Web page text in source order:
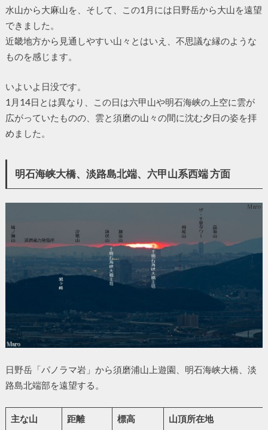
水山から大麻山を、そして、この1月には日野岳から大山を遠望
できました。
近畿地方から見通しやすい山々とはいえ、不思議な縁のような
ものを感じます。
いよいよ日没です。
1月14日とは異なり、この日は六甲山や明石海峡の上空に雲が
広がっていたものの、雲と須磨の山々の間に沈む夕日の姿を拝
めました。
明石海峡大橋、淡路島北端、六甲山系西端 方面
日野岳「パノラマ岩」から須磨浦山上遊園、明石海峡大橋、淡
路島北端部を遠望する。
主な山 距離 標高 山頂所在地